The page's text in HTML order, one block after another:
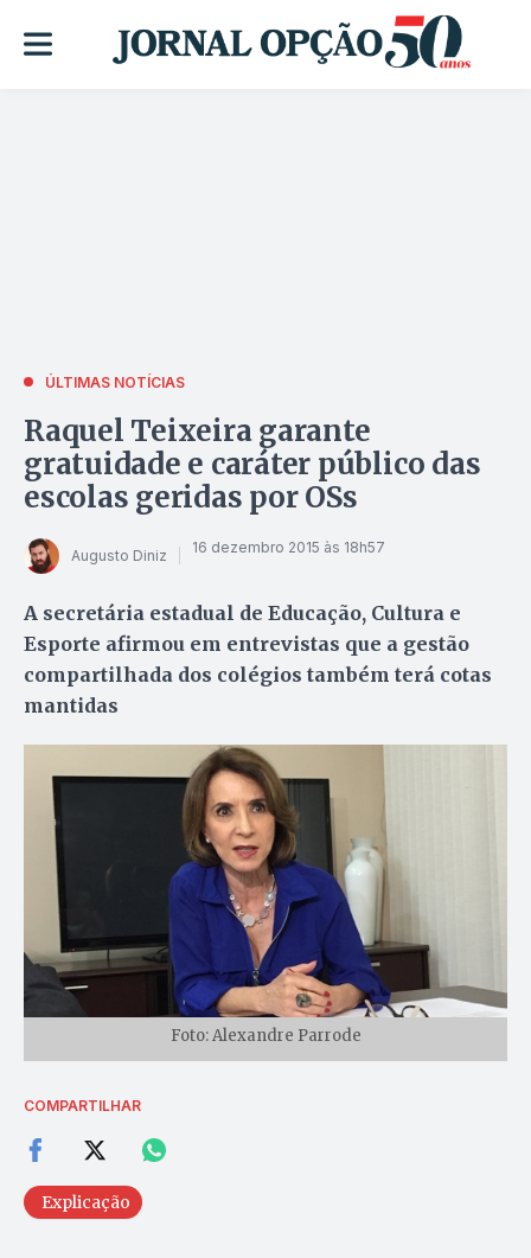
ÚLTIMAS NOTÍCIAS
Raquel Teixeira garante
gratuidade e caráter público das
escolas geridas por OSs
Augusto Diniz 16 dezembro 2015 às 18h57
A secretária estadual de Educação, Cultura e
Esporte afirmou em entrevistas que a gestão
compartilhada dos colégios também terá cotas
mantidas
Foto: Alexandre Parrode
COMPARTILHAR
Explicação